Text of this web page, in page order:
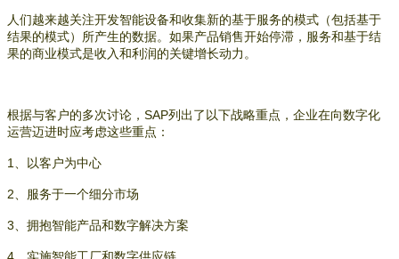
人们越来越关注开发智能设备和收集新的基于服务的模式（包括基于
结果的模式）所产生的数据。如果产品销售开始停滞，服务和基于结
果的商业模式是收入和利润的关键增长动力。
根据与客户的多次讨论，SAP列出了以下战略重点，企业在向数字化
运营迈进时应考虑这些重点：
1、以客户为中心
2、服务于一个细分市场
3、拥抱智能产品和数字解决方案